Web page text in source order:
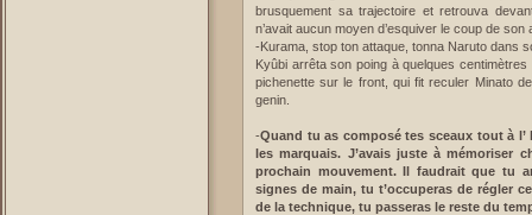
brusquement sa trajectoire et retrouva
n’avait aucun moyen d’esquiver le coup de son
-Kurama, stop ton attaque, tonna Naruto dans
Kyûbi arrêta son poing à quelques
pichenette sur le front, qui fit reculer Minato
genin.
-Quand tu as composé tes sceaux tout à
les marquais. J’avais juste à mémoriser
prochain mouvement. Il faudrait que tu
signes de main, tu t’occuperas de régler
de la technique, tu passeras le reste du